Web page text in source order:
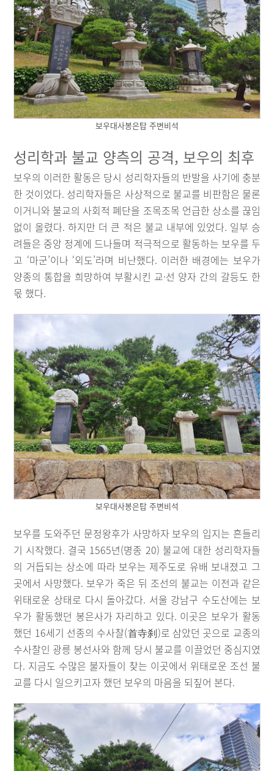
보우대사봉은탑 주변비석
성리학과 불교 양측의 공격, 보우의 최후
보우의 이러한 활동은 당시 성리학자들의 반발을 사기에 충분
한 것이었다. 성리학자들은 사상적으로 불교를 비판함은 물론
이거니와 불교의 사회적 폐단을 조목조목 언급한 상소를 끊임
없이 올렸다. 하지만 더 큰 적은 불교 내부에 있었다. 일부 승
려들은 중앙 정계에 드나들며 적극적으로 활동하는 보우를 두
고 ‘마군’이나 ‘외도’라며 비난했다. 이러한 배경에는 보우가
양종의 통합을 희망하여 부활시킨 교·선 양자 간의 갈등도 한
몫 했다.
보우대사봉은탑 주변비석
보우를 도와주던 문정왕후가 사망하자 보우의 입지는 흔들리
기 시작했다. 결국 1565년(명종 20) 불교에 대한 성리학자들
의 거듭되는 상소에 따라 보우는 제주도로 유배 보내졌고 그
곳에서 사망했다. 보우가 죽은 뒤 조선의 불교는 이전과 같은
위태로운 상태로 다시 돌아갔다. 서울 강남구 수도산에는 보
우가 활동했던 봉은사가 자리하고 있다. 이곳은 보우가 활동
했던 16세기 선종의 수사찰(首寺刹)로 삼았던 곳으로 교종의
수사찰인 광릉 봉선사와 함께 당시 불교를 이끌었던 중심지였
다. 지금도 수많은 불자들이 찾는 이곳에서 위태로운 조선 불
교를 다시 일으키고자 했던 보우의 마음을 되짚어 본다.